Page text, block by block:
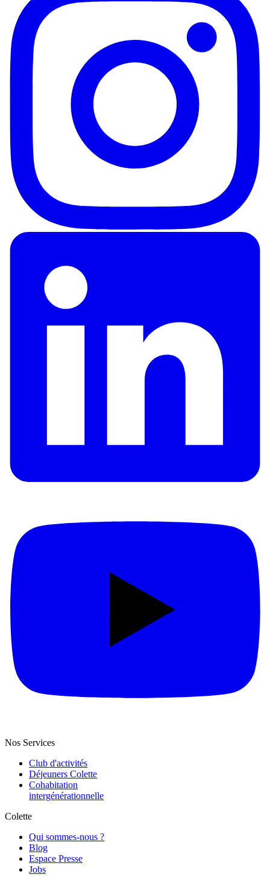
Nos Services
Club d'activités
Déjeuners Colette
Cohabitation
intergénération­nelle
Colette
Qui sommes-nous ?
Blog
Espace Presse
Jobs